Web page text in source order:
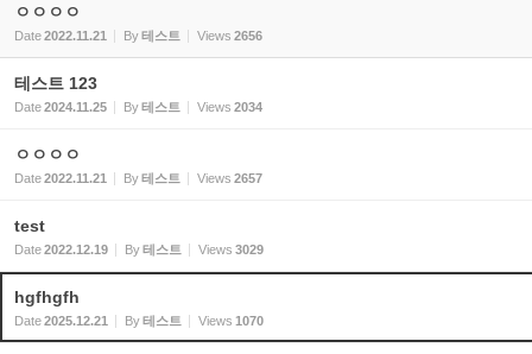
ㅇㅇㅇㅇ
Date2022.11.21 By테스트 Views 2656
테스트 123
Date2024.11.25 By테스트 Views 2034
ㅇㅇㅇㅇ
Date2022.11.21 By테스트 Views 2657
test
Date2022.12.19 By테스트 Views 3029
hgfhgfh
Date2025.12.21 By테스트 Views 1070